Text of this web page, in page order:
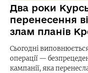
Два роки
перенесення
злам планів
Сьогодні
операції —
кампанії, яка